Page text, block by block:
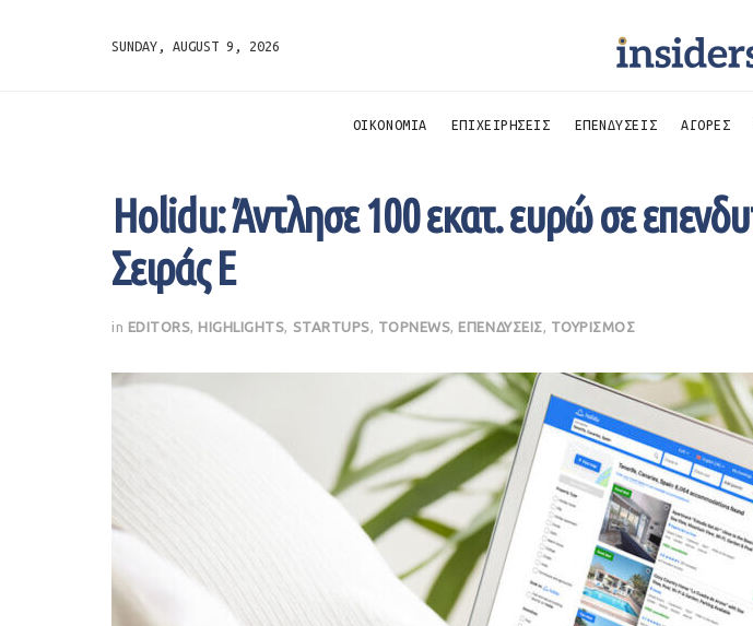
SUNDAY, AUGUST 9, 2026
ΟΙΚΟΝΟΜΙΑ ΕΠΙΧΕΙΡΗΣΕΙΣ ΕΠΕΝΔΥΣΕΙΣ ΑΓΟΡΕΣ
Holidu: Άντλησε 100 εκατ. ευρώ σε
Σειράς Ε
in EDITORS HIGHLIGHTS STARTUPS TOPNEWS ΕΠΕΝΔΥΣΕΙΣ ΤΟΥΡΙΣΜΟΣ